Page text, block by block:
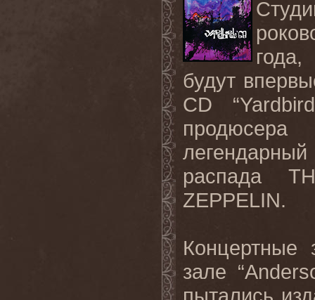
будут
CD “
распада
ZEPPELIN.
Концертные
зале “